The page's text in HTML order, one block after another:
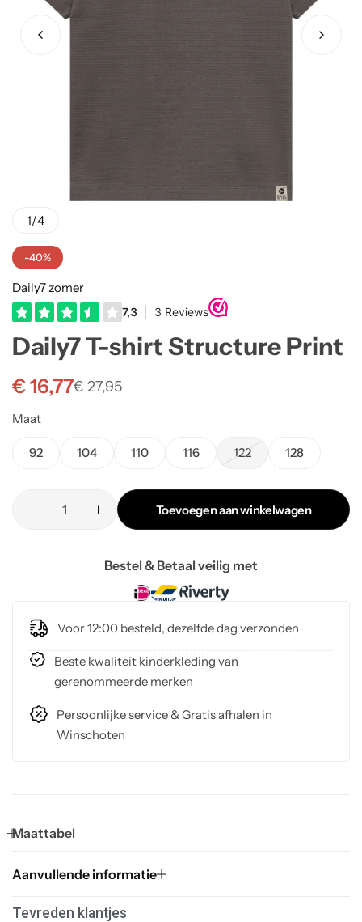
1/4
-40%
Daily7 zomer
Daily7 T-shirt Structure Print
€27,95
€16,77
Maat
92 104 110 116 122 128
Toevoegen aan winkelwagen
Bestel & Betaal veilig met
Voor 12:00 besteld, dezelfde dag verzonden
Beste kwaliteit kinderkleding van
gerenommeerde merken
Persoonlijke service & Gratis afhalen in
Winschoten
Maattabel
Aanvullende informatie
Tevreden klantjes
Truien
Rokjes
T-shirts meisjes
Rellix Zomer
Quapi zomer